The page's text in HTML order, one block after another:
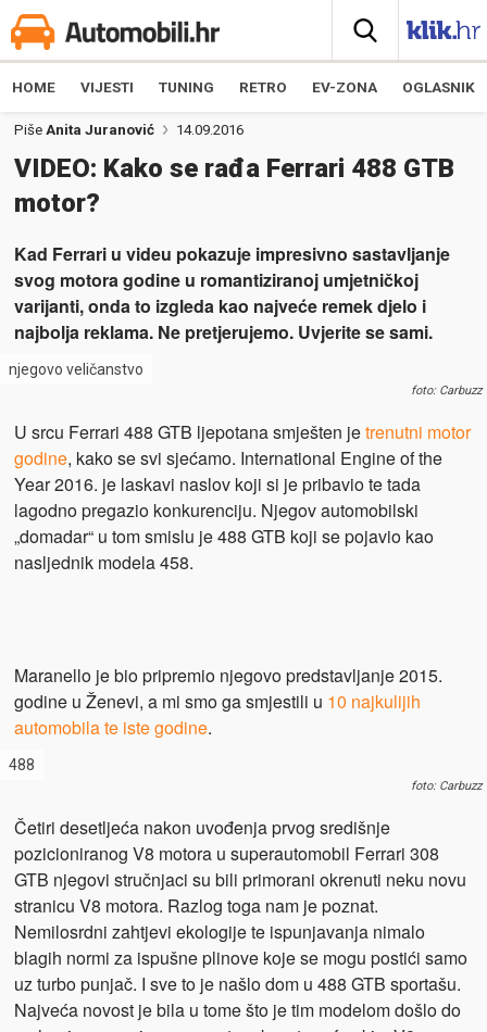
HOME VIJESTI TUNING RETRO EV-ZONA OGLASNIK
Piše Anita Juranović 14.09.2016
VIDEO: Kako se rađa Ferrari 488 GTB
motor?
Kad Ferrari u videu pokazuje impresivno sastavljanje
svog motora godine u romantiziranoj umjetničkoj
varijanti, onda to izgleda kao najveće remek djelo i
najbolja reklama. Ne pretjerujemo. Uvjerite se sami.
njegovo veličanstvo
foto: Carbuzz
U srcu Ferrari 488 GTB ljepotana smješten jetrenutni motor
godine, kako se svi sjećamo. International Engine of the
Year 2016. je laskavi naslov koji si je pribavio te tada
lagodno pregazio konkurenciju. Njegov automobilski
„domadar“ u tom smislu je 488 GTB koji se pojavio kao
nasljednik modela 458.
Maranello je bio pripremio njegovo predstavljanje 2015.
godine u Ženevi, a mi smo ga smjestili u 10 najkulijih
automobila te iste godine.
488
foto: Carbuzz
Četiri desetljeća nakon uvođenja prvog središnje
pozicioniranog V8 motora u superautomobil Ferrari 308
GTB njegovi stručnjaci su bili primorani okrenuti neku novu
stranicu V8 motora. Razlog toga nam je poznat.
Nemilosrdni zahtjevi ekologije te ispunjavanja nimalo
blagih normi za ispušne plinove koje se mogu postići samo
uz turbo punjač. I sve to je našlo dom u 488 GTB sportašu.
Najveća novost je bila u tome što je tim modelom došlo do